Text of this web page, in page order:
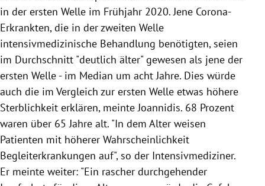
in der ersten Welle im Frühjahr 2020. Jene Corona-
Erkrankten, die in der zweiten Welle
intensivmedizinische Behandlung benötigten, seien
im Durchschnitt "deutlich älter" gewesen als jene der
ersten Welle - im Median um acht Jahre. Dies würde
auch die im Vergleich zur ersten Welle etwas höhere
Sterblichkeit erklären, meinte Joannidis. 68 Prozent
waren über 65 Jahre alt. "In dem Alter weisen
Patienten mit höherer Wahrscheinlichkeit
Begleiterkrankungen auf", so der Intensivmediziner.
Er meinte weiter: "Ein rascher durchgehender